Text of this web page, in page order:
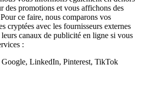
des promotions et vous affichons des
ce faire, nous comparons vos
cryptées avec les fournisseurs externes
canaux de publicité en ligne si vous
:
LinkedIn, Pinterest, TikTok